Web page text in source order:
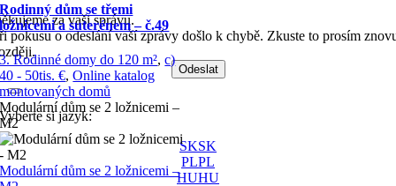
Rodinný dům se třemi
ložnicemi a suterénem – č.49
3. Rodinné domy do 120 m²,c)
40 - 50tis. €,Online katalog
montovaných domů
Modulární dům se 2 ložnicemi –
M2
Modulární dům se 2 ložnicemi –
za vaši správu.
pokusu o odeslání vaší zprávy došlo k chybě. Zkuste to prosím
Odeslat
Vyberte si jazyk:
SKSK
PLPL
HUHU